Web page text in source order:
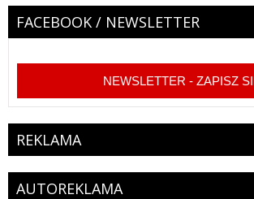
FACEBOOK / NEWSLETTER
NEWSLETTER - ZAPISZ
REKLAMA
AUTOREKLAMA